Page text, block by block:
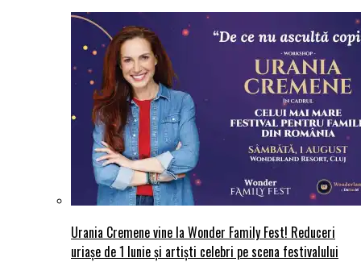
Urania Cremene vine la Wonder Family Fest! Reduceri
uriașe de 1 Iunie și artiști celebri pe scena festivalului